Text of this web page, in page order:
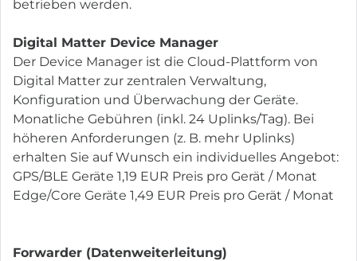
betrieben werden.
Digital Matter Device Manager
Der Device Manager ist die Cloud-Plattform von
Digital Matter zur zentralen Verwaltung,
Konfiguration und Überwachung der Geräte.
Monatliche Gebühren (inkl. 24 Uplinks/Tag). Bei
höheren Anforderungen (z. B. mehr Uplinks)
erhalten Sie auf Wunsch ein individuelles Angebot:
GPS/BLE Geräte 1,19 EUR Preis pro Gerät / Monat
Edge/Core Geräte 1,49 EUR Preis pro Gerät / Monat
Forwarder (Datenweiterleitung)